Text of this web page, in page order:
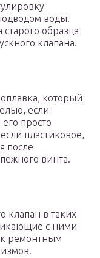
воды.
старого образца
клапана.
который
если
просто
пластиковое,
после
винта.
клапан в таких
с ними
ремонтным